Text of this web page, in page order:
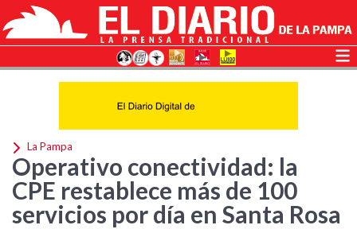
La Pampa
Operativo conectividad: la
CPE restablece más de 100
servicios por día en Santa Rosa